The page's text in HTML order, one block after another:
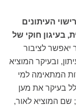
העיתונים
בעיגון חוקי של
יאפשר לציבור
ובעיקר המוציא
המתאימה למי
בעיקר את מען
שם המוציא לאור,